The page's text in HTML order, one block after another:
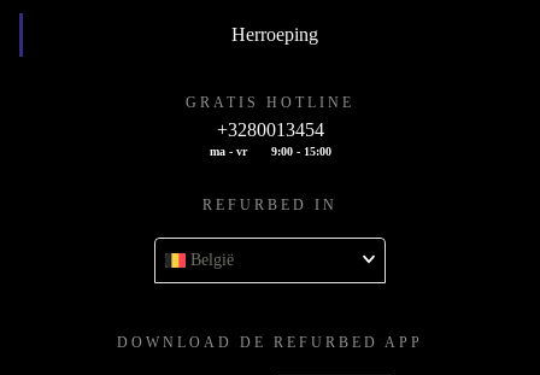
Herroeping
GRATIS HOTLINE
+3280013454
ma - vr 9:00 - 15:00
REFURBED IN
België
DOWNLOAD DE REFURBED APP